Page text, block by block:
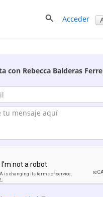
Acceder
con Rebecca Balderas